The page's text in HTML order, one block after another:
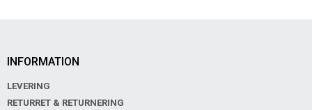
INFORMATION
LEVERING
RETURRET & RETURNERING